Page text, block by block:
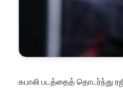
கபாலி படத்தைத் தொடர்ந்து